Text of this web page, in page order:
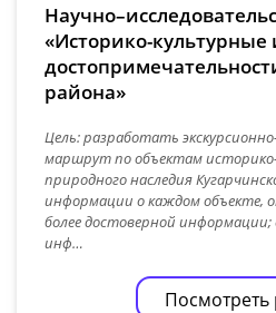
«Историко-
района»
Цель: разработать
маршрут по объектам
природного наследия
информации о каждом объекте,
более достоверной
инф…
Посмотреть